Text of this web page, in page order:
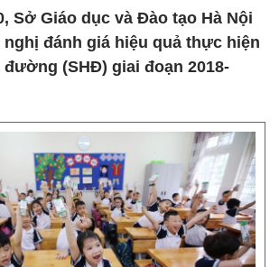
Sở Giáo dục và Đào tạo Hà Nội
đánh giá hiệu quả thực hiện
(SHĐ) giai đoạn 2018-